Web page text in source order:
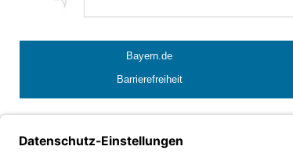
Bayern.de
Barrierefreiheit